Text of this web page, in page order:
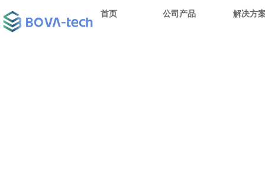
首页 公司产品 解决方